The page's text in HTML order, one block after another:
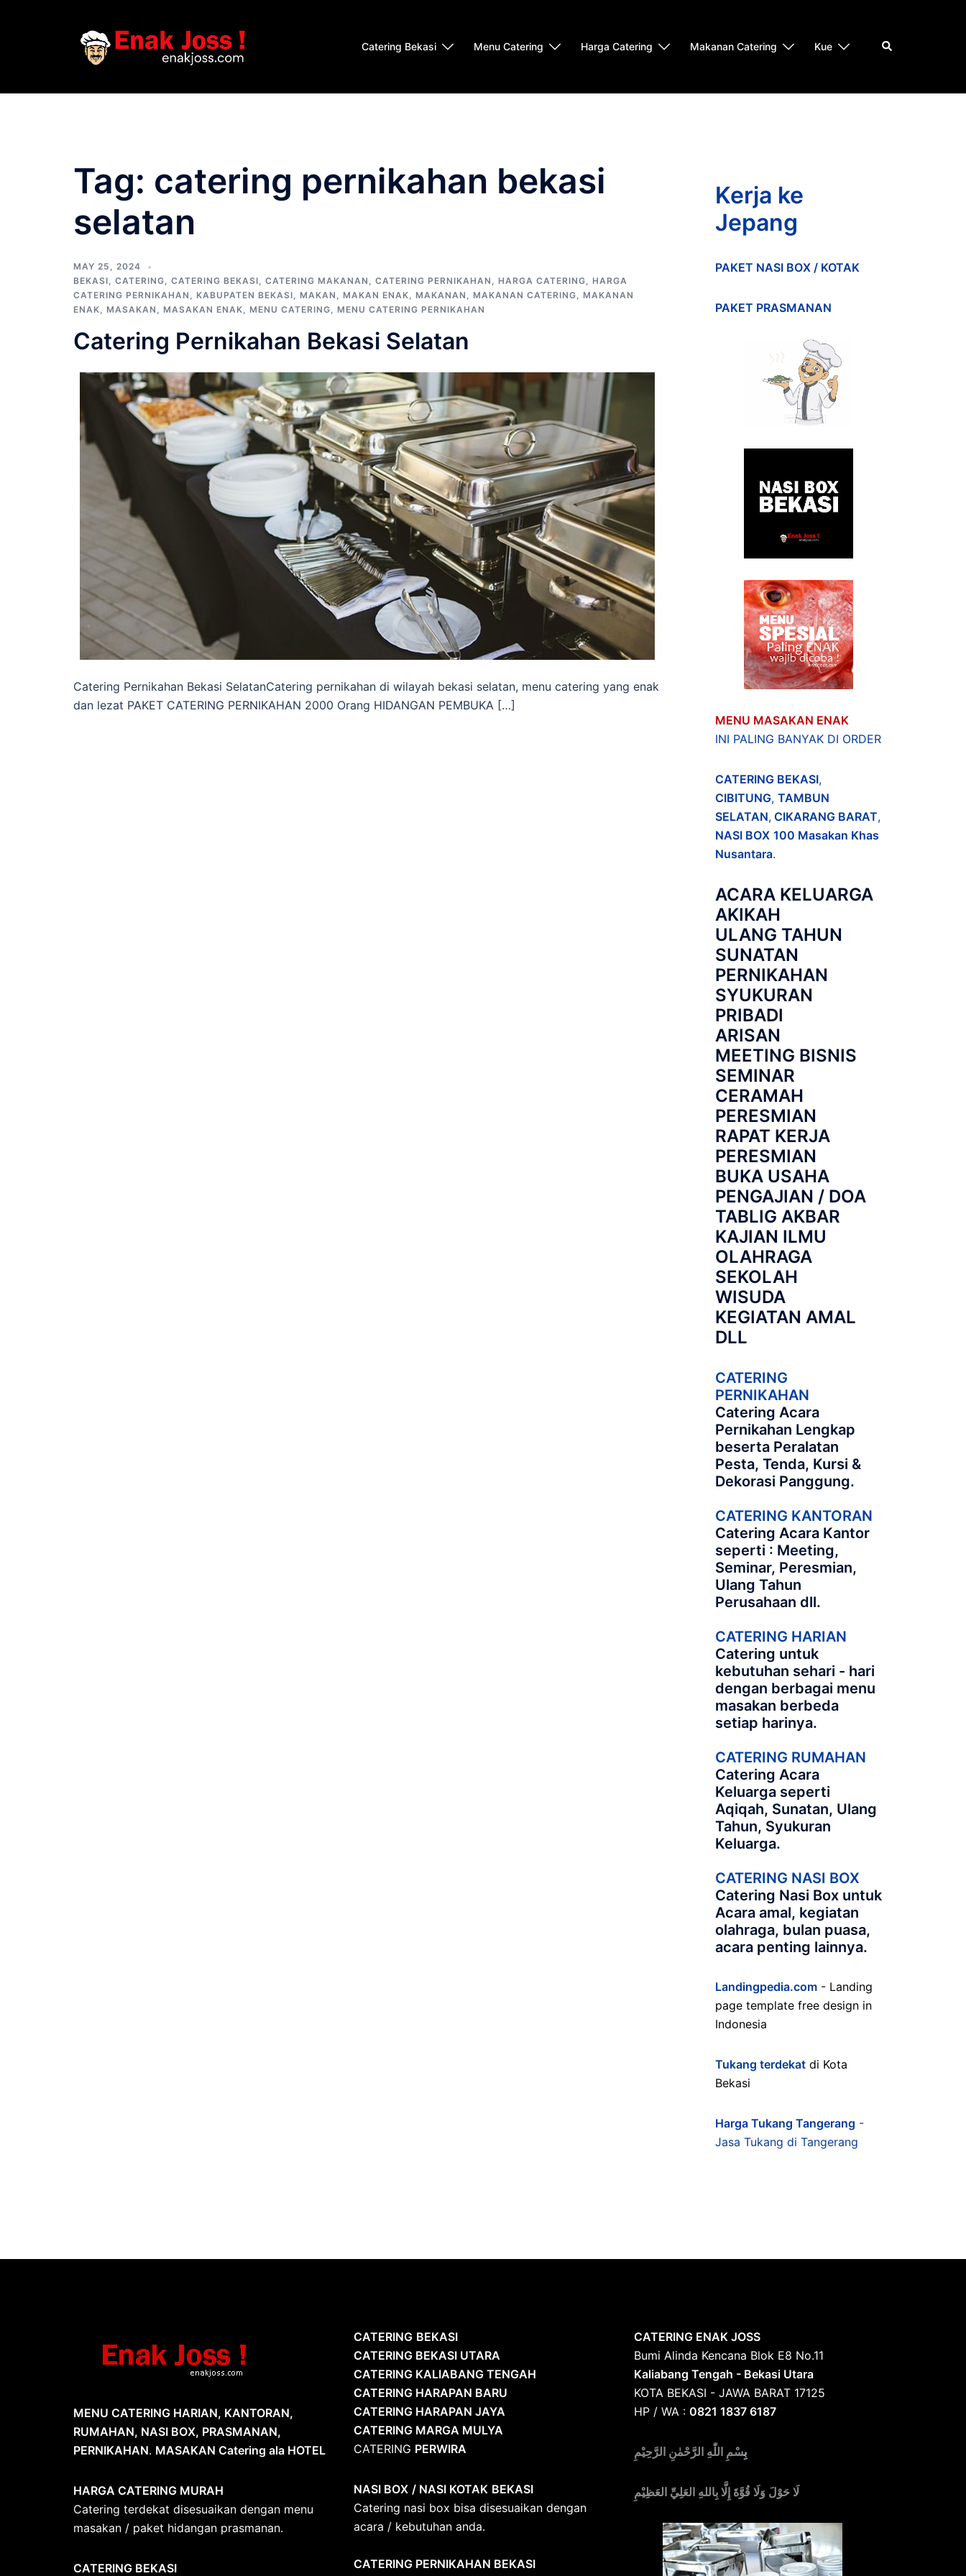
Catering Bekasi Menu Catering Harga Catering Makanan Catering Kue Search
Tag: catering pernikahan bekasi
selatan
MAY 25, 2024
BEKASI
CATERING CATERING BEKASI CATERING MAKANAN CATERING PERNIKAHAN HARGA CATERING
HARGA
CATERING PERNIKAHAN
KABUPATEN BEKASI MAKAN MAKAN ENAK MAKANAN MAKANAN CATERING
MAKANAN
ENAK
MASAKAN MASAKAN ENAK MENU CATERING MENU CATERING PERNIKAHAN
Catering Pernikahan Bekasi Selatan
Catering Pernikahan Bekasi SelatanCatering pernikahan di wilayah bekasi selatan, menu catering yang enak
dan lezat PAKET CATERING PERNIKAHAN 2000 Orang HIDANGAN PEMBUKA […]
Kerja ke
Jepang
PAKET NASI BOX / KOTAK
PAKET PRASMANAN
MENU MASAKAN ENAK
INI PALING BANYAK DI ORDER
CATERING BEKASI,
CIBITUNG, TAMBUN
SELATAN,CIKARANG BARAT,
NASI BOX 100 Masakan Khas
Nusantara.
ACARA KELUARGA
AKIKAH
ULANG TAHUN
SUNATAN
PERNIKAHAN
SYUKURAN
PRIBADI
ARISAN
MEETING BISNIS
SEMINAR
CERAMAH
PERESMIAN
RAPAT KERJA
PERESMIAN
BUKA USAHA
PENGAJIAN / DOA
TABLIG AKBAR
KAJIAN ILMU
OLAHRAGA
SEKOLAH
WISUDA
KEGIATAN AMAL
DLL
CATERING
PERNIKAHAN
Catering Acara
Pernikahan Lengkap
beserta Peralatan
Pesta, Tenda, Kursi &
Dekorasi Panggung.
CATERING KANTORAN
Catering Acara Kantor
seperti : Meeting,
Seminar, Peresmian,
Ulang Tahun
Perusahaan dll.
CATERING HARIAN
Catering untuk
kebutuhan sehari - hari
dengan berbagai menu
masakan berbeda
setiap harinya.
CATERING RUMAHAN
Catering Acara
Keluarga seperti
Aqiqah, Sunatan, Ulang
Tahun, Syukuran
Keluarga.
CATERING NASI BOX
Catering Nasi Box untuk
Acara amal, kegiatan
olahraga, bulan puasa,
acara penting lainnya.
Landingpedia.com - Landing
page template free design in
Indonesia
Tukang terdekatdi Kota
Bekasi
Harga Tukang Tangerang -
Jasa Tukang di Tangerang
MENU CATERING HARIAN, KANTORAN,
RUMAHAN, NASI BOX, PRASMANAN,
PERNIKAHAN. MASAKAN Catering ala HOTEL
HARGA CATERING MURAH
Catering terdekat disesuaikan dengan menu
masakan / paket hidangan prasmanan.
CATERING BEKASI
CATERING BEKASI
CATERING BEKASI UTARA
CATERING KALIABANG TENGAH
CATERING HARAPAN BARU
CATERING HARAPAN JAYA
CATERING MARGA MULYA
CATERING PERWIRA
NASI BOX / NASI KOTAK BEKASI
Catering nasi box bisa disesuaikan dengan
acara / kebutuhan anda.
CATERING PERNIKAHAN BEKASI
CATERING ENAK JOSS
Bumi Alinda Kencana Blok E8 No.11
Kaliabang Tengah - Bekasi Utara
KOTA BEKASI - JAWA BARAT 17125
HP / WA : 0821 1837 6187
بِسْمِ اللّٰهِ الرَّحْمٰنِ الرَّحِيْمِ
لَا حَوْلَ وَلَا قُوَّةَ إِلَّا بِاللهِ العَلِيِّ العَظِيْمِ